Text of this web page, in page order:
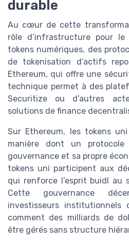
durable
Au cœur de cette
rôle d’infrastructure pour
tokens numériques, des
de tokenisation d’actifs
Ethereum, qui offre une
technique permet à des
Securitize ou d’autres
solutions de finance
Sur Ethereum, les tokens
manière dont un
gouvernance et sa propre
tokens uni participent aux
qui renforce l’esprit buidl au
Cette gouvernance
investisseurs institutionnels
comment des milliards de
être gérés sans structure